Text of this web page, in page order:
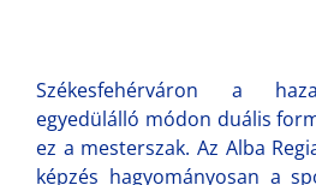
Székesfehérváron a
egyedülálló módon duális
ez a mesterszak. Az Alba
képzés hagyományosan a